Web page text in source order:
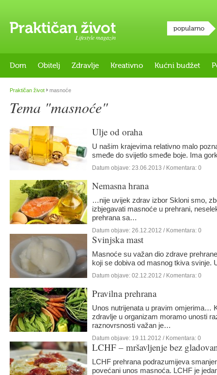
Lifestyle magazin
popularno
Dom Obitelj Zdravlje Kreativno Kućni budžet
Praktičan život › masnoće
Tema "masnoće"
Ulje od oraha
U našim krajevima relativno malo
smeđe do svijetlo smeđe boje. Ima
Datum objave: 23.06.2013 / Komentara: 0
Nemasna hrana
…nije uvijek zdrav izbor Skloni smo,
izbjegavati masnoće u prehrani,
prehrana sa…
Datum objave: 26.12.2012 / Komentara: 0
Svinjska mast
Masnoće su važan dio zdrave
koji se dobiva od masnog tkiva svinje.
Datum objave: 02.12.2012 / Komentara: 0
Pravilna prehrana
Unos nutrijenata u pravim omjerima…
zdravlje u organizam moramo unosti
raznovrsnosti važan je…
Datum objave: 19.11.2012 / Komentara: 0
LCHF – mršavljenje bez
LCHF prehrana podrazumijeva
povećani unos masnoća. LCHF je